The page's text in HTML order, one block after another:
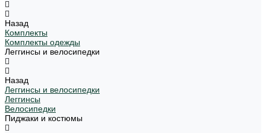
Назад
Комплекты
Комплекты одежды
Леггинсы и велосипедки
Назад
Леггинсы и велосипедки
Леггинсы
Велосипедки
Пиджаки и костюмы